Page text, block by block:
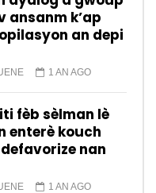
ansanm k’ap
an depi
1 AN AGO
fèb sèlman lè
enterè kouch
nan
1 AN AGO